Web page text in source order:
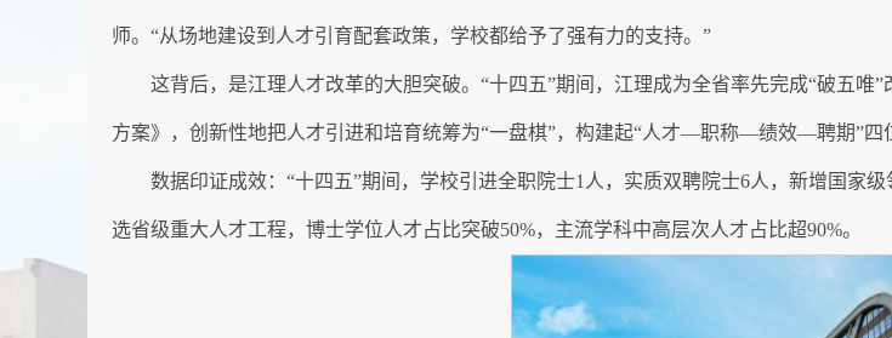
师。“从场地建设到人才引育配套政策，学校都给予了强有力的支持。”
这背后，是江理人才改革的大胆突破。“十四五”期间，江理成为全省率先完成“破五
方案》，创新性地把人才引进和培育统筹为“一盘棋”，构建起“人才—职称—绩效—聘期”四
数据印证成效：“十四五”期间，学校引进全职院士1人，实质双聘院士6人，新增国家
选省级重大人才工程，博士学位人才占比突破50%，主流学科中高层次人才占比超90%。